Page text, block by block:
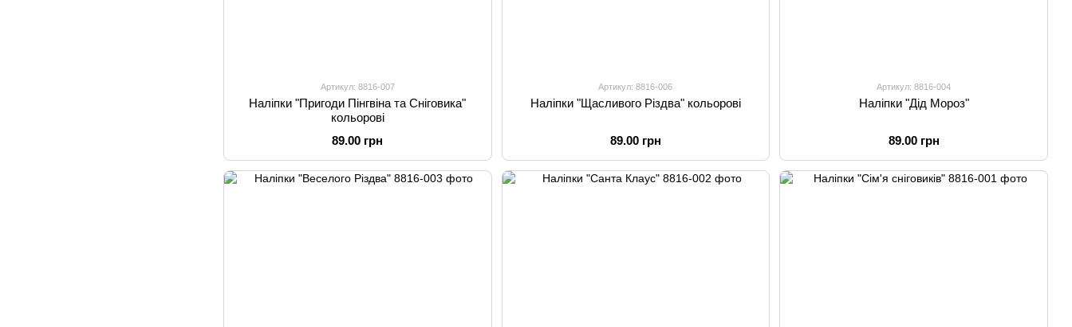
Артикул: 8816-007
Наліпки "Пригоди Пінгвіна та Сніговика"
кольорові
89.00 грн
Артикул: 8816-006
Наліпки "Щасливого Різдва" кольорові
89.00 грн
Артикул: 8816-004
Наліпки "Дід Мороз"
89.00 грн